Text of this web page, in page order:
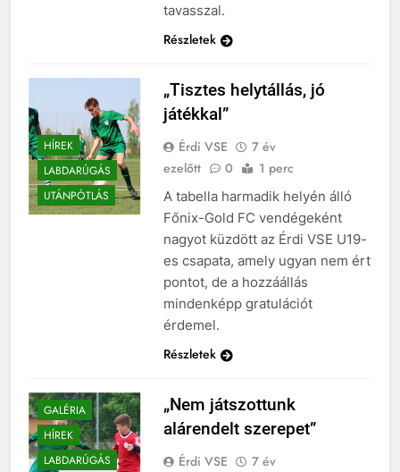
tavasszal.
Részletek
HÍREK
LABDARÚGÁS
UTÁNPÓTLÁS
„Tisztes helytállás, jó
játékkal”
Érdi VSE
7 év
ezelőtt
0 1 perc
A tabella harmadik helyén álló
Főnix-Gold FC vendégeként
nagyot küzdött az Érdi VSE U19-
es csapata, amely ugyan nem ért
pontot, de a hozzáállás
mindenképp gratulációt
érdemel.
Részletek
GALÉRIA
HÍREK
LABDARÚGÁS
„Nem játszottunk
alárendelt szerepet”
Érdi VSE
7 év